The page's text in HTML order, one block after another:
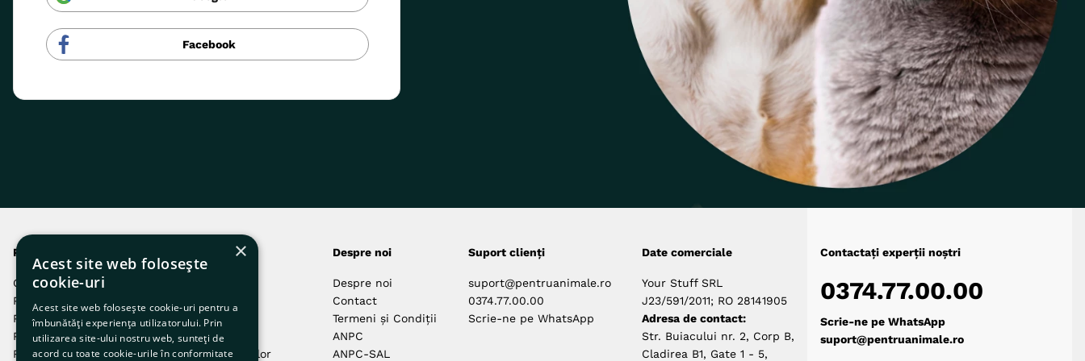
Facebook
Produsele noastre
Câini
Pisici
Păsări
Pești
Reptile
Comenzi și livrări
Cum Plătesc
Livrarea Comenzilor
Returnarea Produselor
Despre noi
Despre noi
Contact
Termeni și Condiții
ANPC
ANPC-SAL
Suport clienți
suport@pentruanimale.ro
0374.77.00.00
Scrie-ne pe WhatsApp
Date comerciale
Your Stuff SRL
J23/591/2011; RO 28141905
Adresa de contact:
Str. Buiacului nr. 2, Corp B,
Cladirea B1, Gate 1 - 5,
Contactați experții noștri
0374.77.00.00
Scrie-ne pe WhatsApp
suport@pentruanimale.ro
×
Acest site web folosește
cookie-uri
Acest site web folosește cookie-uri pentru a
îmbunătăți experiența utilizatorului. Prin
utilizarea site-ului nostru web, sunteți de
acord cu toate cookie-urile în conformitate